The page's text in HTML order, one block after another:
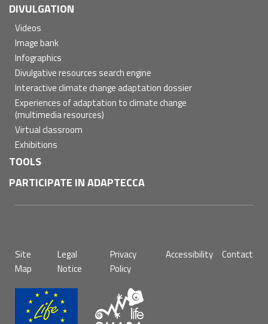
DIVULGATION
Videos
Image bank
Infographics
Divulgative resources search engine
Interactive climate change adaptation dossier
Experiences of adaptation to climate change
(multimedia resources)
Virtual classroom
Exhibitions
TOOLS
PARTICIPATE IN ADAPTECCA
de
página
Site
Map
Legal
Notice
Privacy
Policy
Accessibility Contact